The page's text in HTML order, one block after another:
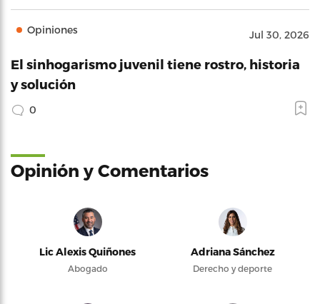
Opiniones Jul 30, 2026
El sinhogarismo juvenil tiene rostro, historia
y solución
0
Opinión y Comentarios
Lic Alexis Quiñones
Abogado
Adriana Sánchez
Derecho y deporte